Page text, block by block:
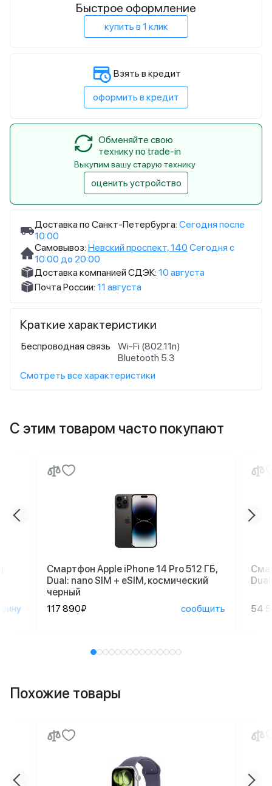
Доставка по Санкт-Петербурга: Сегодня после
10:00
Самовывоз: Невский проспект, 140 Сегодня с
10:00 до 20:00
Доставка компанией СДЭК: 10 августа
Почта России: 11 августа
Краткие характеристики
Беспроводная связь
Wi-Fi (802.11n)
Bluetooth 5.3
Смотреть все характеристики
Быстрое оформление
купить в 1 клик
Взять в кредит
оформить в кредит
Обменяйте свою
технику по trade-in
Выкупим вашу старую технику
оценить устройство
С этим товаром часто покупают
Смартфон Apple iPhone 14 Pro 512 ГБ,
Dual: nano SIM + eSIM, космический
черный
117 890₽
сообщить 54
Похожие товары